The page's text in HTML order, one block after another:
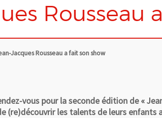
Rousseau
Jacques Rousseau a fait son show
vous pour la seconde édition de «
(re)découvrir les talents de leurs enfants